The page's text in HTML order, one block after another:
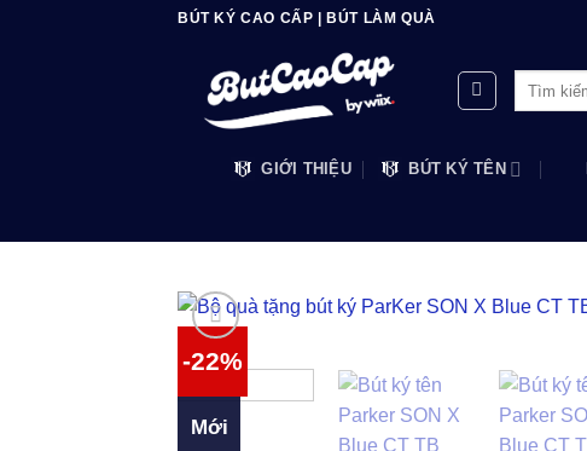
BÚT KÝ CAO CẤP | BÚT LÀM QUÀ
GIỚI THIỆU BÚT KÝ TÊN
-22%
Mới